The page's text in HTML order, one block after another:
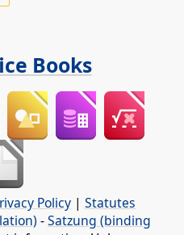
Books
Policy | Statutes
-Satzung (binding